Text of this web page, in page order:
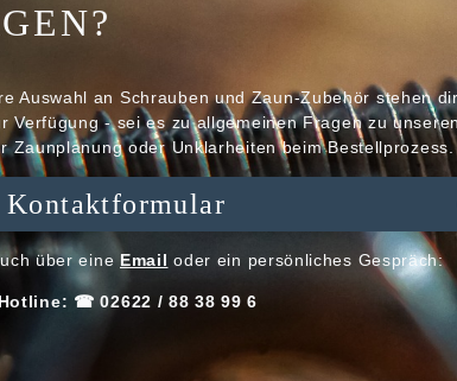
Auswahl an Schrauben und Zaun-Zubehör stehen dir
Verfügung - sei es zu allgemeinen Fragen zu unseren
Zaunplanung oder Unklarheiten beim Bestellprozess.
Kontaktformular
über eine Email oder ein persönliches Gespräch:
☎ 02622 / 88 38 99 6